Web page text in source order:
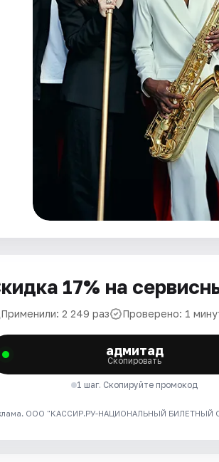
17% на
Применили: 2 249 раз Проверено: 1
адмитад
Скопировать
1 шаг. Скопируйте промокод
ООО "КАССИР.РУ-НАЦИОНАЛЬНЫЙ БИЛЕТНЫЙ